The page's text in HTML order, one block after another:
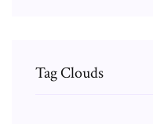
Tag Clouds